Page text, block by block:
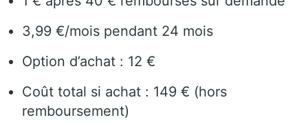
3,99 €/mois pendant 24 mois
Option d’achat : 12 €
Coût total si achat : 149 € (hors
remboursement)